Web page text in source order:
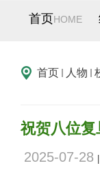
首页HOME
首页 人物
祝贺八位
2025-07-28